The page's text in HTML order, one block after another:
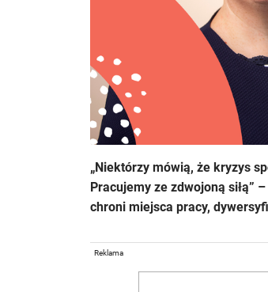
„Niektórzy mówią, że kryzys
Pracujemy ze zdwojoną siłą”
chroni miejsca pracy,
Reklama